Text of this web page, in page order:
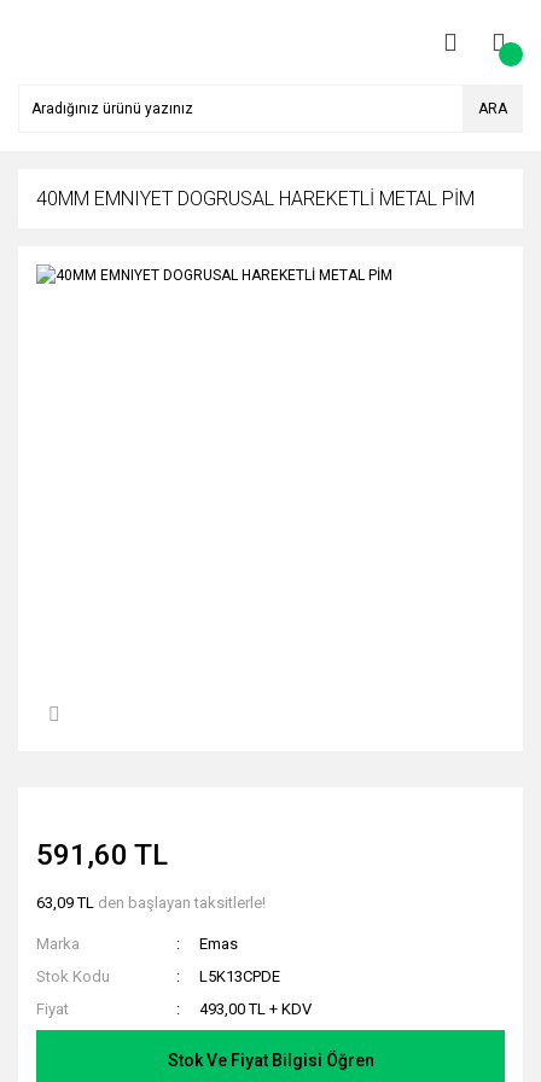
ARA
40MM EMNIYET DOGRUSAL HAREKETLİ METAL PİM
591,60 TL
63,09 TL den başlayan taksitlerle!
Marka
Emas
Stok Kodu
L5K13CPDE
Fiyat
493,00 TL + KDV
Stok Ve Fiyat Bilgisi Öğren